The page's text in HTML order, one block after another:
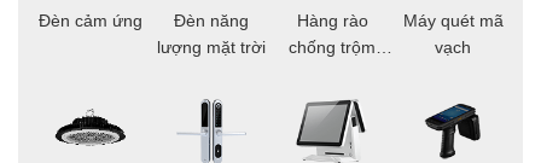
Đèn cảm ứng
Đèn năng
lượng mặt trời
Hàng rào
chống trộm
Máy quét mã
vạch